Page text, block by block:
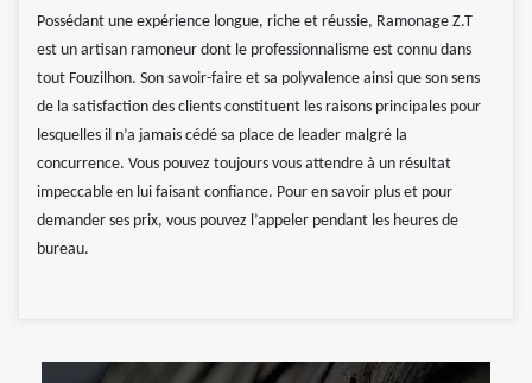
Possédant une expérience longue, riche et réussie, Ramonage Z.T
est un artisan ramoneur dont le professionnalisme est connu dans
tout Fouzilhon. Son savoir-faire et sa polyvalence ainsi que son sens
de la satisfaction des clients constituent les raisons principales pour
lesquelles il n’a jamais cédé sa place de leader malgré la
concurrence. Vous pouvez toujours vous attendre à un résultat
impeccable en lui faisant confiance. Pour en savoir plus et pour
demander ses prix, vous pouvez l’appeler pendant les heures de
bureau.